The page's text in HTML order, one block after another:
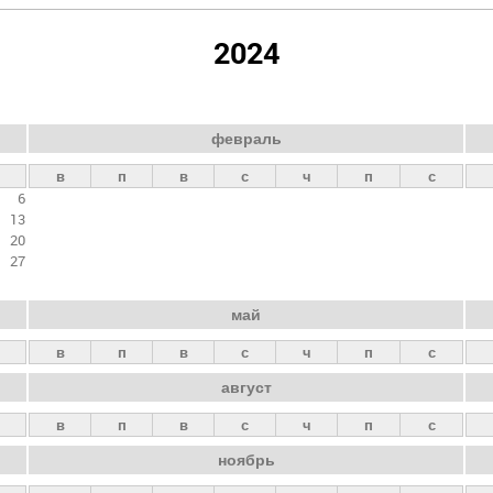
2024
6
13
20
27
февраль
в п в с ч п с
май
в п в с ч п с
август
в п в с ч п с
ноябрь